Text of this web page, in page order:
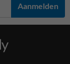
Aanmelden